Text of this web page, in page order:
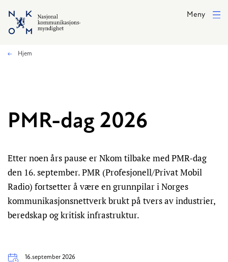
Hopp til hovedinnhold
Meny
Hjem
PMR-dag 2026
Etter noen års pause er Nkom tilbake med PMR-dag
den 16. september. PMR (Profesjonell/Privat Mobil
Radio) fortsetter å være en grunnpilar i Norges
kommunikasjonsnettverk brukt på tvers av industrier,
beredskap og kritisk infrastruktur.
Dato 16.september 2026